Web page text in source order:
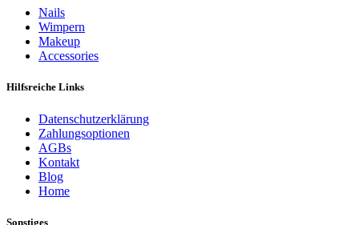
Nails
Wimpern
Makeup
Accessories
Hilfsreiche Links
Datenschutzerklärung
Zahlungsoptionen
AGBs
Kontakt
Blog
Home
Sonstiges